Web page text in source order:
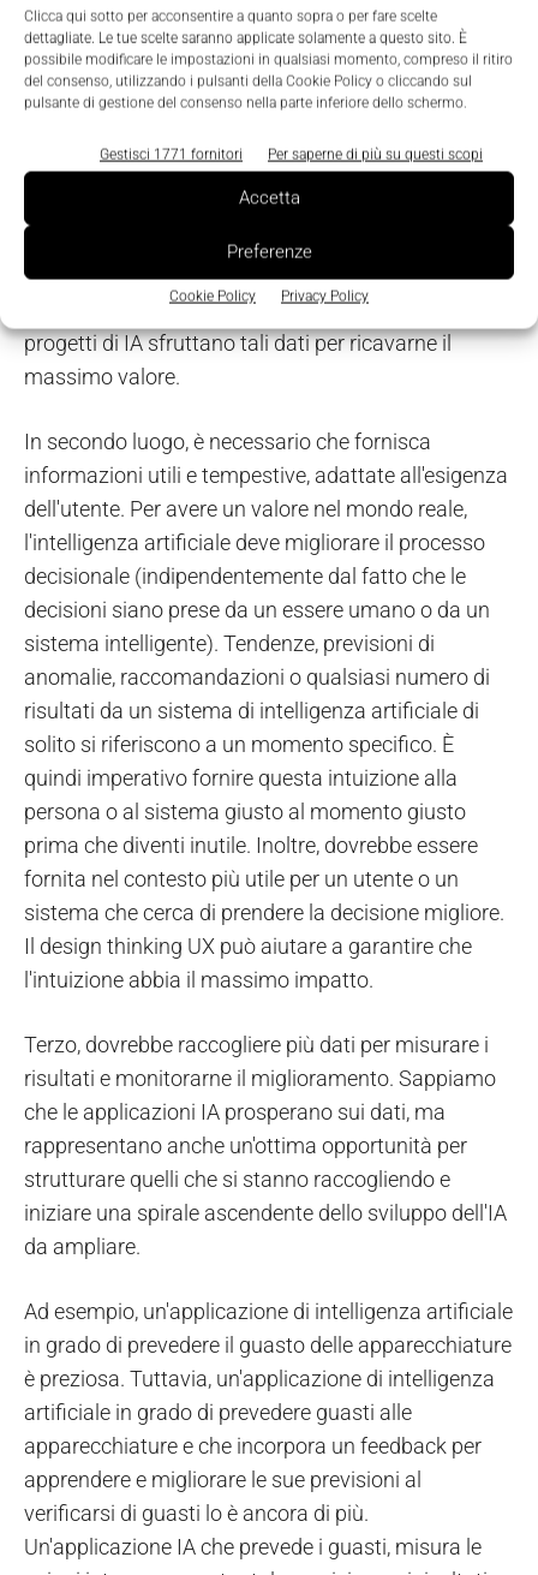
Clicca qui sotto per acconsentire a quanto sopra o per fare scelte
dettagliate. Le tue scelte saranno applicate solamente a questo sito. È
possibile modificare le impostazioni in qualsiasi momento, compreso il ritiro
del consenso, utilizzando i pulsanti della Cookie Policy o cliccando sul
pulsante di gestione del consenso nella parte inferiore dello schermo.
Gestisci 1771 fornitori Per saperne di più su questi scopi
Accetta
Preferenze
Cookie Policy Privacy Policy
Dopo aver identificato i punti deboli e allineato il
proprio programma IA a una strategia DX globale, è
il momento di sviluppare un progetto di IA, che deve
necessariamente contenere alcuni elementi chiave.
Innanzitutto, deve trarre vantaggio dai dati
disponibili. I programmi DX per loro natura creano e
forniscono molti dati che hanno la possibilità di
essere sfruttati dall'IA per una maggiore efficienza. I
progetti di IA sfruttano tali dati per ricavarne il
massimo valore.
In secondo luogo, è necessario che fornisca
informazioni utili e tempestive, adattate all'esigenza
dell'utente. Per avere un valore nel mondo reale,
l'intelligenza artificiale deve migliorare il processo
decisionale (indipendentemente dal fatto che le
decisioni siano prese da un essere umano o da un
sistema intelligente). Tendenze, previsioni di
anomalie, raccomandazioni o qualsiasi numero di
risultati da un sistema di intelligenza artificiale di
solito si riferiscono a un momento specifico. È
quindi imperativo fornire questa intuizione alla
persona o al sistema giusto al momento giusto
prima che diventi inutile. Inoltre, dovrebbe essere
fornita nel contesto più utile per un utente o un
sistema che cerca di prendere la decisione migliore.
Il design thinking UX può aiutare a garantire che
l'intuizione abbia il massimo impatto.
Terzo, dovrebbe raccogliere più dati per misurare i
risultati e monitorarne il miglioramento. Sappiamo
che le applicazioni IA prosperano sui dati, ma
rappresentano anche un'ottima opportunità per
strutturare quelli che si stanno raccogliendo e
iniziare una spirale ascendente dello sviluppo dell'IA
da ampliare.
Ad esempio, un'applicazione di intelligenza artificiale
in grado di prevedere il guasto delle apparecchiature
è preziosa. Tuttavia, un'applicazione di intelligenza
artificiale in grado di prevedere guasti alle
apparecchiature e che incorpora un feedback per
apprendere e migliorare le sue previsioni al
verificarsi di guasti lo è ancora di più.
Un'applicazione IA che prevede i guasti, misura le